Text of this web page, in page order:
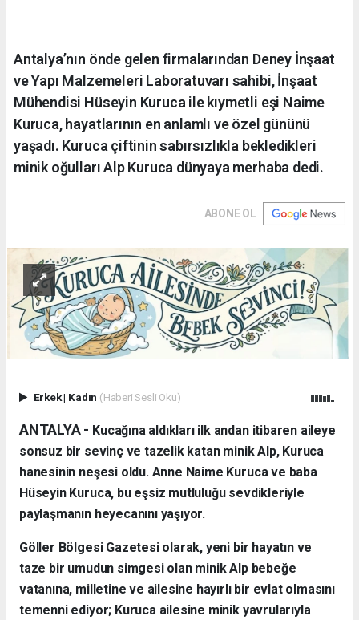
Antalya’nın önde gelen firmalarından Deney İnşaat
ve Yapı Malzemeleri Laboratuvarı sahibi, İnşaat
Mühendisi Hüseyin Kuruca ile kıymetli eşi Naime
Kuruca, hayatlarının en anlamlı ve özel gününü
yaşadı. Kuruca çiftinin sabırsızlıkla bekledikleri
minik oğulları Alp Kuruca dünyaya merhaba dedi.
ABONE OL
Erkek| Kadın (Haberi Sesli Oku)
ANTALYA - ​ Kucağına aldıkları ilk andan itibaren aileye
sonsuz bir sevinç ve tazelik katan minik Alp, Kuruca
hanesinin neşesi oldu. Anne Naime Kuruca ve baba
Hüseyin Kuruca, bu eşsiz mutluluğu sevdikleriyle
paylaşmanın heyecanını yaşıyor.
​Göller Bölgesi Gazetesi olarak, yeni bir hayatın ve
taze bir umudun simgesi olan minik Alp bebeğe
vatanına, milletine ve ailesine hayırlı bir evlat olmasını
temenni ediyor; Kuruca ailesine minik yavrularıyla